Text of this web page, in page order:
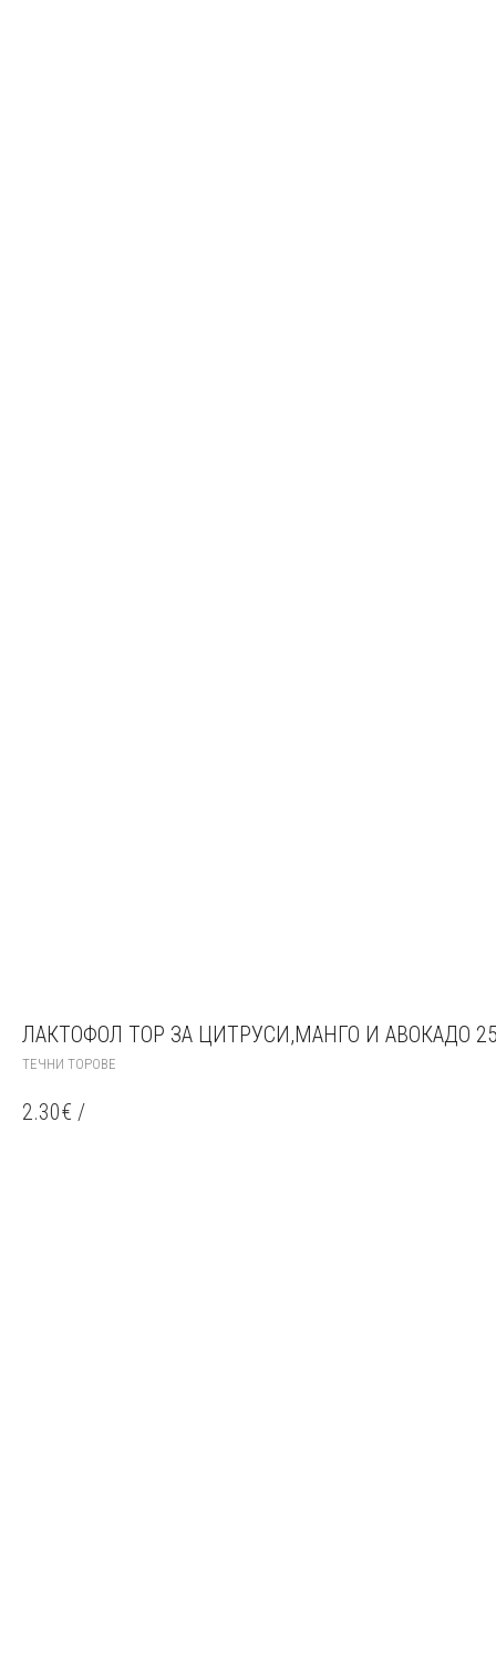
ЛАКТОФОЛ ТОР ЗА ЦИТРУСИ,МАНГО И АВОКАДО
ТЕЧНИ ТОРОВЕ
2.30€ /